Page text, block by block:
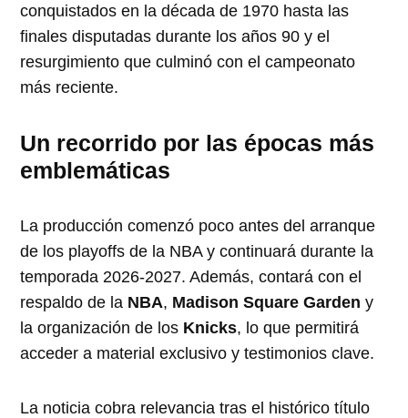
conquistados en la década de 1970 hasta las
finales disputadas durante los años 90 y el
resurgimiento que culminó con el campeonato
más reciente.
Un recorrido por las épocas más
emblemáticas
La producción comenzó poco antes del arranque
de los playoffs de la NBA y continuará durante la
temporada 2026-2027. Además, contará con el
respaldo de la NBA, Madison Square Garden y
la organización de los Knicks, lo que permitirá
acceder a material exclusivo y testimonios clave.
La noticia cobra relevancia tras el histórico título